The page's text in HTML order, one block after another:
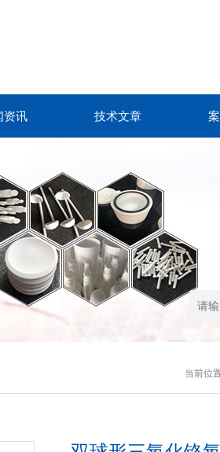
资讯 技术文章
当前位